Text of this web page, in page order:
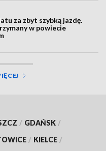
za zbyt szybką jazdę.
w powiecie
/ GDAŃSK /
/ KIELCE /